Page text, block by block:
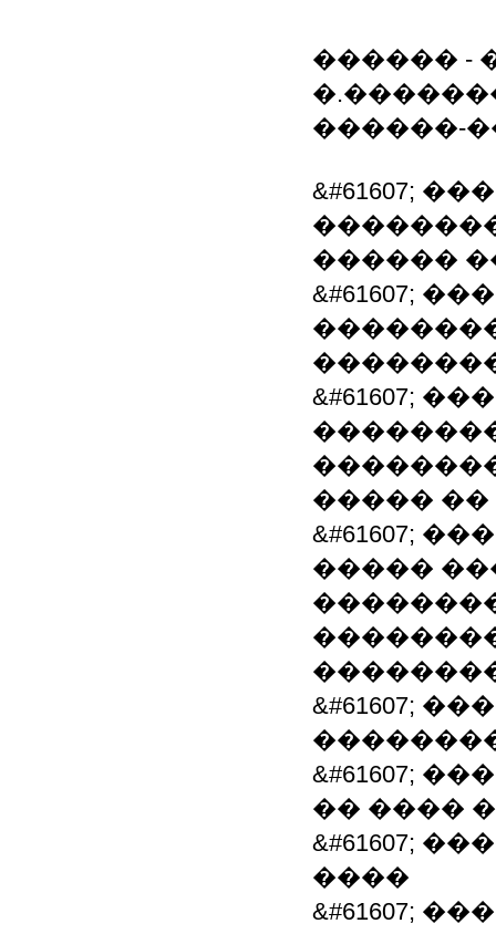
������ -
������-
&#61607;
������
&#61607;
&#61607;
�����
&#61607;
�����
&#61607;
&#61607;
�� ����
&#61607;
����
&#61607;